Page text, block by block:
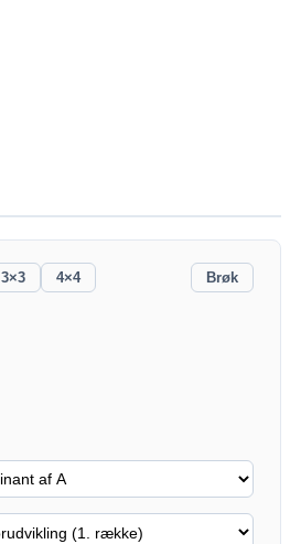
3×3 4×4 Brøk